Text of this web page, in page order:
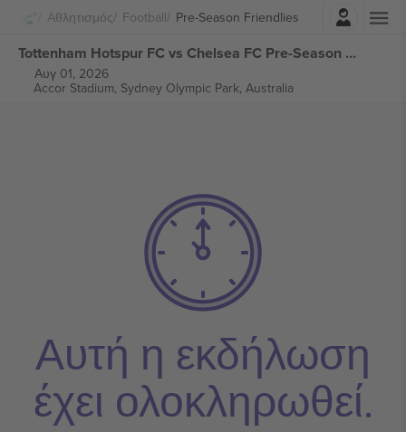
Αθλητισμός Football Pre-Season Friendlies
Σύνδεση
Tottenham Hotspur FC vs Chelsea FC Pre-Season Friendlies εισιτήρια
Αυγ 01, 2026
Accor Stadium, Sydney Olympic Park, Australia
Αυτή η εκδήλωση
έχει ολοκληρωθεί.